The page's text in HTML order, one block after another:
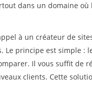
dans un domaine où
à un créateur de
Le principe est simple :
Il vous suffit de
clients. Cette